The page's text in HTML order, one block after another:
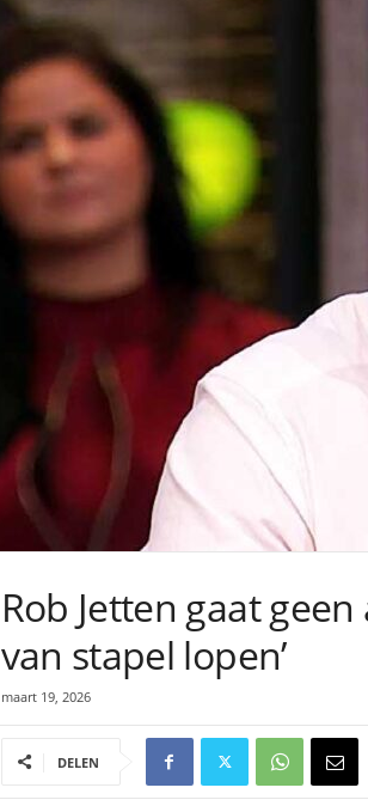
Rob Jetten gaat
van stapel lopen’
maart 19, 2026
DELEN